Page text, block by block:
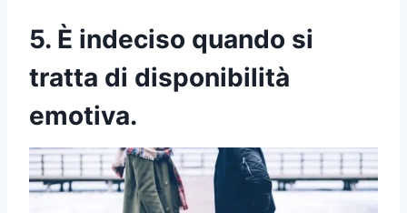
5. È indeciso quando si
tratta di disponibilità
emotiva.